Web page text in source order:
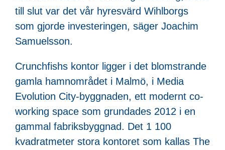
till slut var det vår hyresvärd Wihlborgs
som gjorde investeringen, säger Joachim
Samuelsson.
Crunchfishs kontor ligger i det blomstrande
gamla hamnområdet i Malmö, i Media
Evolution City-byggnaden, ett modernt co-
working space som grundades 2012 i en
gammal fabriksbyggnad. Det 1 100
kvadratmeter stora kontoret som kallas The